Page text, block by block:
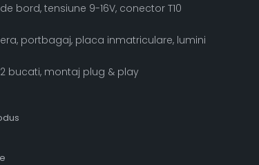
bord, tensiune 9-16V, conector T10
portbagaj, placa inmatriculare, lumini
2 bucati, montaj plug & play